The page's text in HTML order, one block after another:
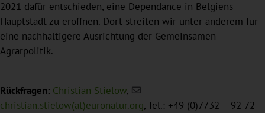
2021 dafür entschieden, eine Dependance in Belgiens
Hauptstadt zu eröffnen. Dort streiten wir unter anderem für
eine nachhaltigere Ausrichtung der Gemeinsamen
Agrarpolitik.
Rückfragen: Christian Stielow,
christian.stielow(at)euronatur.org, Tel.: +49 (0)7732 – 92 72